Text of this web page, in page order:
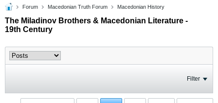
Forum Macedonian Truth Forum Macedonian History
The Miladinov Brothers & Macedonian Literature -
19th Century
Filter